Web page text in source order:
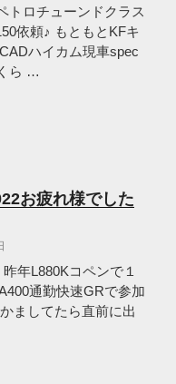
トロチューンドクラス
依頼♪ もともとKFキ
ハイカム現車spec
ら …
お疲れ様でした
年L880Kコペンで１
通勤快速GRで参加
ましてたら直前に出